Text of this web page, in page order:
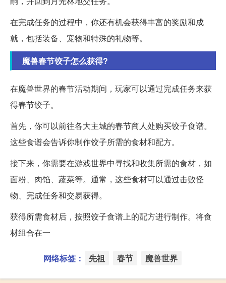
在完成任务的过程中，你还有机会获得丰富的奖励和成
就，包括装备、宠物和特殊的礼物等。
魔兽春节饺子怎么获得?
在魔兽世界的春节活动期间，玩家可以通过完成任务来获
得春节饺子。
首先，你可以前往各大主城的春节商人处购买饺子食谱。
这些食谱会告诉你制作饺子所需的食材和配方。
接下来，你需要在游戏世界中寻找和收集所需的食材，如
面粉、肉馅、蔬菜等。通常，这些食材可以通过击败怪
物、完成任务和交易获得。
获得所需食材后，按照饺子食谱上的配方进行制作。将食
材组合在一
网络标签： 先祖 春节 魔兽世界